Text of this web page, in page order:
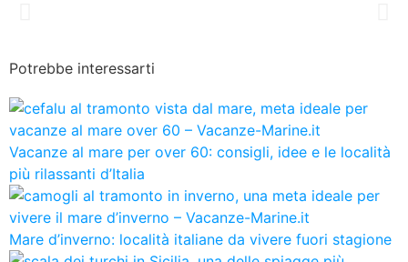
Potrebbe interessarti
Vacanze al mare per over 60: consigli, idee e le località
più rilassanti d’Italia
Mare d’inverno: località italiane da vivere fuori stagione